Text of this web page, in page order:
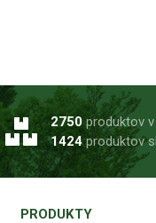
2750produktov v
1424produktov
PRODUKTY